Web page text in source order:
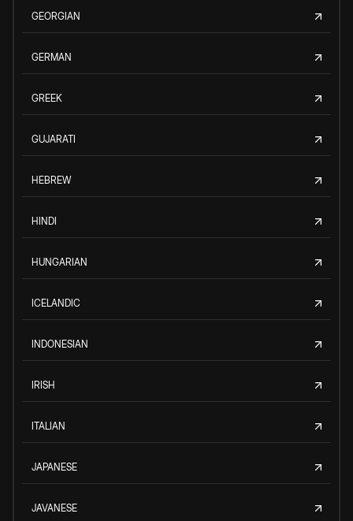
GEORGIAN
GERMAN
GREEK
GUJARATI
HEBREW
HINDI
HUNGARIAN
ICELANDIC
INDONESIAN
IRISH
ITALIAN
JAPANESE
JAVANESE